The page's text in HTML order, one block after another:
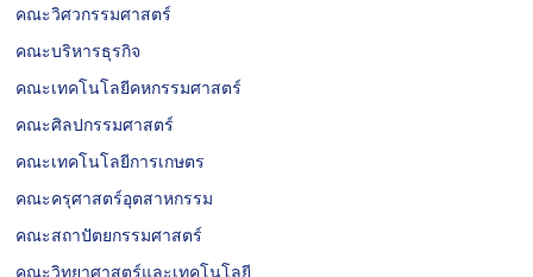
คณะวิศวกรรมศาสตร์
คณะบริหารธุรกิจ
คณะเทคโนโลยีคหกรรมศาสตร์
คณะศิลปกรรมศาสตร์
คณะเทคโนโลยีการเกษตร
คณะครุศาสตร์อุตสาหกรรม
คณะสถาปัตยกรรมศาสตร์
คณะวิทยาศาสตร์และเทคโนโลยี